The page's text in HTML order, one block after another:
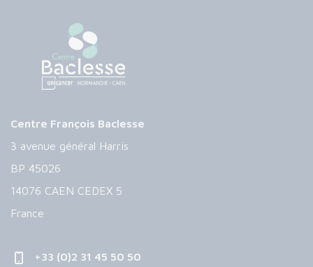
Centre François Baclesse
3 avenue général Harris
BP 45026
14076 CAEN CEDEX 5
France
+33 (0)2 31 45 50 50